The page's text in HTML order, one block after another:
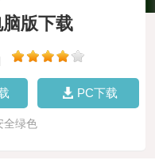
版下载
PC下载
全绿色